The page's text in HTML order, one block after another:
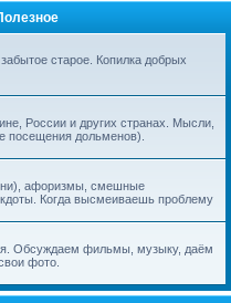
старое. Копилка добрых
России и других странах. Мысли,
посещения дольменов).
афоризмы, смешные
Когда высмеиваешь проблему
Обсуждаем фильмы, музыку, даём
фото.